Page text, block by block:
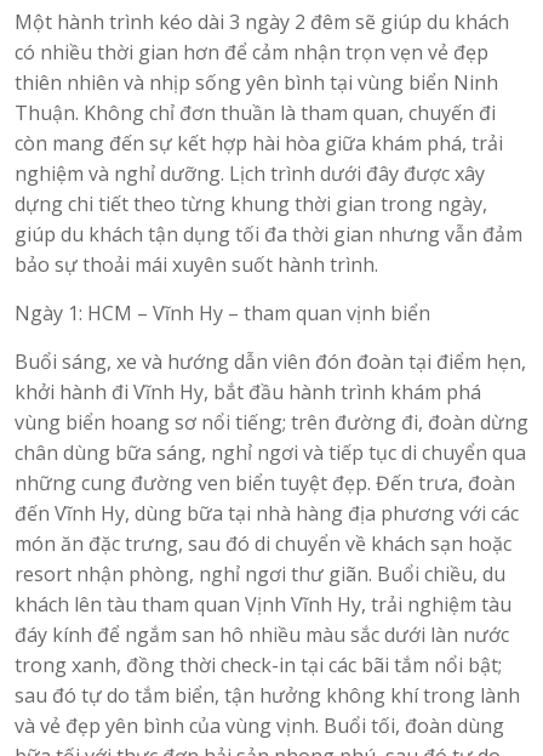
Một hành trình kéo dài 3 ngày 2 đêm sẽ giúp du khách
có nhiều thời gian hơn để cảm nhận trọn vẹn vẻ đẹp
thiên nhiên và nhịp sống yên bình tại vùng biển Ninh
Thuận. Không chỉ đơn thuần là tham quan, chuyến đi
còn mang đến sự kết hợp hài hòa giữa khám phá, trải
nghiệm và nghỉ dưỡng. Lịch trình dưới đây được xây
dựng chi tiết theo từng khung thời gian trong ngày,
giúp du khách tận dụng tối đa thời gian nhưng vẫn đảm
bảo sự thoải mái xuyên suốt hành trình.
Ngày 1: HCM – Vĩnh Hy – tham quan vịnh biển
Buổi sáng, xe và hướng dẫn viên đón đoàn tại điểm hẹn,
khởi hành đi Vĩnh Hy, bắt đầu hành trình khám phá
vùng biển hoang sơ nổi tiếng; trên đường đi, đoàn dừng
chân dùng bữa sáng, nghỉ ngơi và tiếp tục di chuyển qua
những cung đường ven biển tuyệt đẹp. Đến trưa, đoàn
đến Vĩnh Hy, dùng bữa tại nhà hàng địa phương với các
món ăn đặc trưng, sau đó di chuyển về khách sạn hoặc
resort nhận phòng, nghỉ ngơi thư giãn. Buổi chiều, du
khách lên tàu tham quan Vịnh Vĩnh Hy, trải nghiệm tàu
đáy kính để ngắm san hô nhiều màu sắc dưới làn nước
trong xanh, đồng thời check-in tại các bãi tắm nổi bật;
sau đó tự do tắm biển, tận hưởng không khí trong lành
và vẻ đẹp yên bình của vùng vịnh. Buổi tối, đoàn dùng